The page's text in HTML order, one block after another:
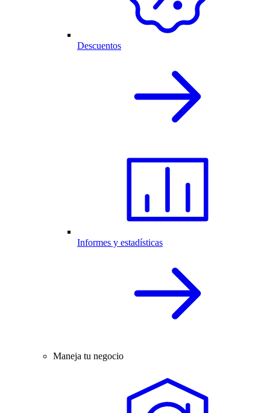
Descuentos
Informes y estadísticas
Maneja tu negocio